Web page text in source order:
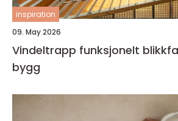
inspiration
09. May 2026
Vindeltrapp funksjonelt blikkfang i moderne
bygg